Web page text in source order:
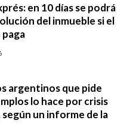
en 10 días se podrá
del inmueble si el
argentinos que pide
lo hace por crisis
un informe de la